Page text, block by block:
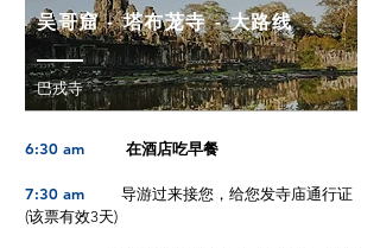
吴哥窟 - 塔布茏寺 - 大路线
巴戎寺
6:30 am 在酒店吃早餐
7:30 am
导游过来接您，给您发寺庙通行证
(该票有效3天)